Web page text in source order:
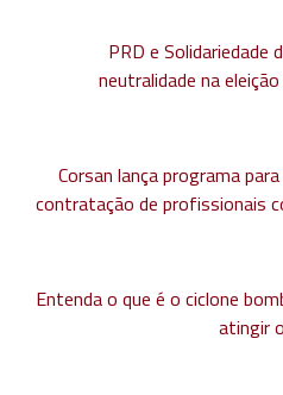
PRD e Solidariedade
neutralidade na
Corsan lança programa
contratação de profissionais
Entenda o que é o ciclone
atingir